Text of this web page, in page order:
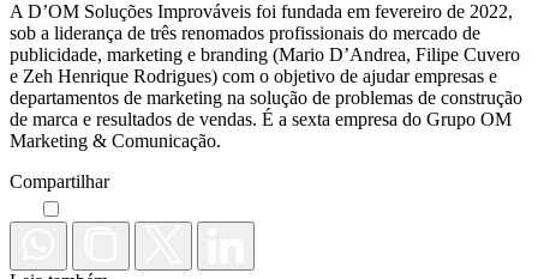
A D’OM Soluções Improváveis foi fundada em fevereiro de 2022,
sob a liderança de três renomados profissionais do mercado de
publicidade, marketing e branding (Mario D’Andrea, Filipe Cuvero
e Zeh Henrique Rodrigues) com o objetivo de ajudar empresas e
departamentos de marketing na solução de problemas de construção
de marca e resultados de vendas. É a sexta empresa do Grupo OM
Marketing & Comunicação.
Compartilhar